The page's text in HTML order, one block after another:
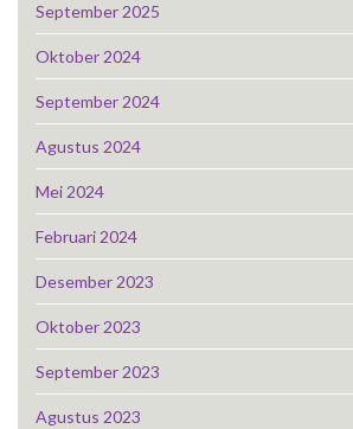
September 2025
Oktober 2024
September 2024
Agustus 2024
Mei 2024
Februari 2024
Desember 2023
Oktober 2023
September 2023
Agustus 2023